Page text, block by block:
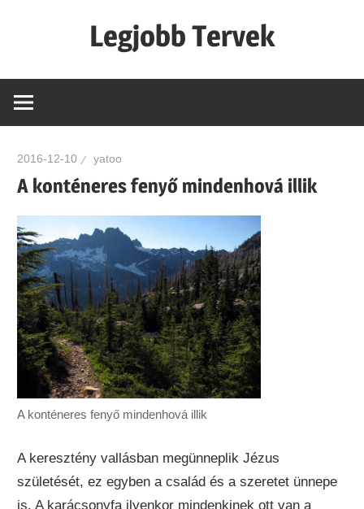
Legjobb Tervek
mindig
jó
tervünk…!
2016-12-10 yatoo
A konténeres fenyő mindenhová illik
A konténeres fenyő mindenhová illik
A keresztény vallásban megünneplik Jézus
születését, ez egyben a család és a szeretet ünnepe
is. A karácsonyfa ilyenkor mindenkinek ott van a